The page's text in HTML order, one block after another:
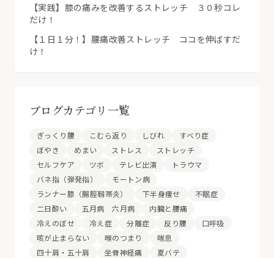
【実践】膝の痛みを改善するストレッチ ３０秒コレ
だけ！
【１日１分！】腰痛改善ストレッチ ココを伸ばすだ
け！
ブログカテゴリ一覧
ぎっくり腰 こむら返り しびれ
すべり症
ぼやき
めまい ストレス
ストレッチ
セルフケア
ツボ テレビ出演
トラウマ
バネ指（弾発指）
モートン病
ランナー膝（腸脛靱帯炎）
下半身痩せ
不眠症
二日酔い
五月病 六月病
内臓と腰痛
冷えのぼせ
冷え症 分離症 反り腰
口呼吸
咳が止まらない
喉のつまり
喘息
四十肩・五十肩
坐骨神経痛
夏バテ